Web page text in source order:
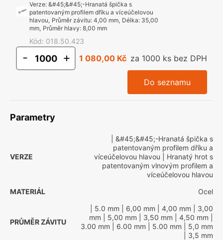
Verze: &#45;&#45;-Hranatá špička s
patentovaným profilem dříku a víceúčelovou
hlavou, Průměr závitu: 4,00 mm, Délka: 35,00
mm, Průměr hlavy: 8,00 mm
Kód: 018.50.423
- + 1 080,00 Kč za 1000 ks bez DPH
Do seznamu
Parametry
VERZE
| &#45;&#45;-Hranatá špička s
patentovaným profilem dříku a
víceúčelovou hlavou | Hranatý hrot s
patentovaným vlnovým profilem a
víceúčelovou hlavou
MATERIÁL
Ocel
PRŮMĚR ZÁVITU
| 5.0 mm | 6,00 mm | 4,00 mm | 3,00
mm | 5,00 mm | 3,50 mm | 4,50 mm
3.00 mm | 6.00 mm | 5.00 mm | 5,0 mm
| 3,5 mm